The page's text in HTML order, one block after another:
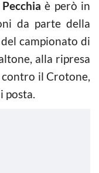
Pecchia è però in
da parte della
campionato di
alla ripresa
il Crotone,
posta.